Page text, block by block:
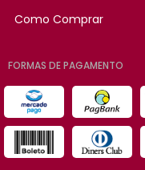
Como Comprar
FORMAS DE PAGAMENTO